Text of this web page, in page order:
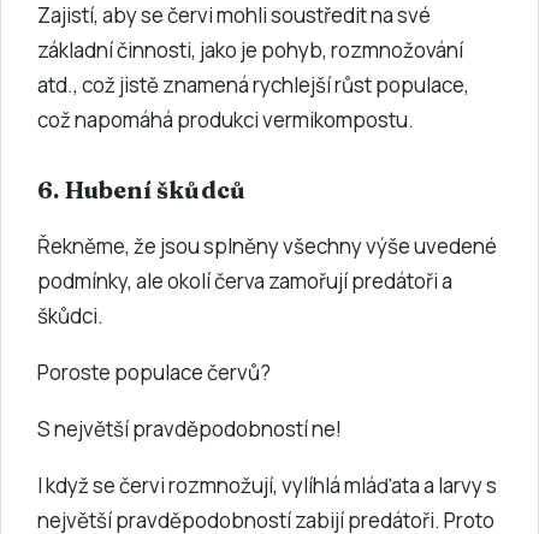
Zajistí, aby se červi mohli soustředit na své
základní činnosti, jako je pohyb, rozmnožování
atd., což jistě znamená rychlejší růst populace,
což napomáhá produkci vermikompostu.
6. Hubení škůdců
Řekněme, že jsou splněny všechny výše uvedené
podmínky, ale okolí červa zamořují predátoři a
škůdci.
Poroste populace červů?
S největší pravděpodobností ne!
I když se červi rozmnožují, vylíhlá mláďata a larvy s
největší pravděpodobností zabijí predátoři. Proto